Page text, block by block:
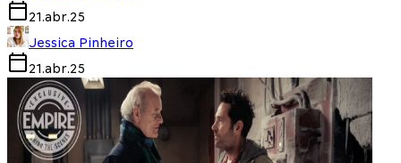
21.abr.25
Jessica Pinheiro
21.abr.25